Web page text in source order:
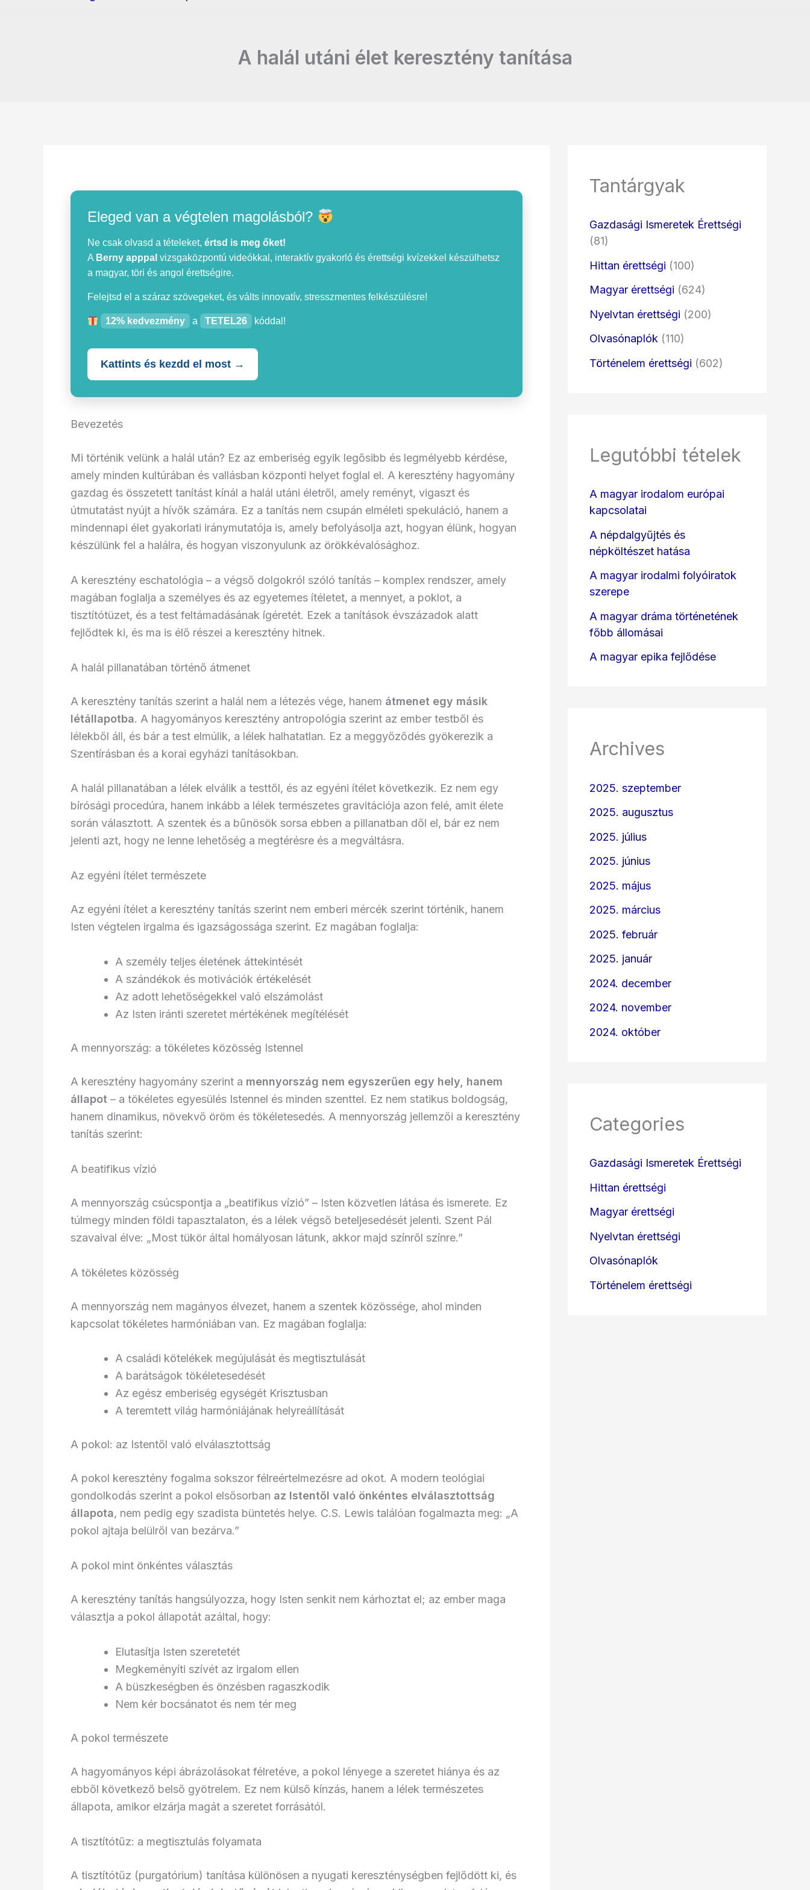
A halál utáni élet keresztény tanítása
Eleged van a végtelen magolásból?
Ne csak olvasd a tételeket, értsd is meg őket!
A Berny apppal vizsgaközpontú videókkal, interaktív gyakorló és érettségi kvízekkel készülhetsz
a magyar, töri és angol érettségire.
Felejtsd el a száraz szövegeket, és válts innovatív, stresszmentes felkészülésre!
12% kedvezmény a TETEL26 kóddal!
Kattints és kezdd el most →
Bevezetés
Mi történik velünk a halál után? Ez az emberiség egyik legősibb és legmélyebb kérdése,
amely minden kultúrában és vallásban központi helyet foglal el. A keresztény hagyomány
gazdag és összetett tanítást kínál a halál utáni életről, amely reményt, vigaszt és
útmutatást nyújt a hívők számára. Ez a tanítás nem csupán elméleti spekuláció, hanem a
mindennapi élet gyakorlati iránymutatója is, amely befolyásolja azt, hogyan élünk, hogyan
készülünk fel a halálra, és hogyan viszonyulunk az örökkévalósághoz.
A keresztény eschatológia – a végső dolgokról szóló tanítás – komplex rendszer, amely
magában foglalja a személyes és az egyetemes ítéletet, a mennyet, a poklot, a
tisztítótüzet, és a test feltámadásának ígéretét. Ezek a tanítások évszázadok alatt
fejlődtek ki, és ma is élő részei a keresztény hitnek.
A halál pillanatában történő átmenet
A keresztény tanítás szerint a halál nem a létezés vége, hanem átmenet egy másik
létállapotba. A hagyományos keresztény antropológia szerint az ember testből és
lélekből áll, és bár a test elmúlik, a lélek halhatatlan. Ez a meggyőződés gyökerezik a
Szentírásban és a korai egyházi tanításokban.
A halál pillanatában a lélek elválik a testtől, és az egyéni ítélet következik. Ez nem egy
bírósági procedúra, hanem inkább a lélek természetes gravitációja azon felé, amit élete
során választott. A szentek és a bűnösök sorsa ebben a pillanatban dől el, bár ez nem
jelenti azt, hogy ne lenne lehetőség a megtérésre és a megváltásra.
Az egyéni ítélet természete
Az egyéni ítélet a keresztény tanítás szerint nem emberi mércék szerint történik, hanem
Isten végtelen irgalma és igazságossága szerint. Ez magában foglalja:
A személy teljes életének áttekintését
A szándékok és motivációk értékelését
Az adott lehetőségekkel való elszámolást
Az Isten iránti szeretet mértékének megítélését
A mennyország: a tökéletes közösség Istennel
A keresztény hagyomány szerint a mennyország nem egyszerűen egy hely, hanem
állapot – a tökéletes egyesülés Istennel és minden szenttel. Ez nem statikus boldogság,
hanem dinamikus, növekvő öröm és tökéletesedés. A mennyország jellemzői a keresztény
tanítás szerint:
A beatifikus vízió
A mennyország csúcspontja a „beatifikus vízió” – Isten közvetlen látása és ismerete. Ez
túlmegy minden földi tapasztalaton, és a lélek végső beteljesedését jelenti. Szent Pál
szavaival élve: „Most tükör által homályosan látunk, akkor majd színről színre.”
A tökéletes közösség
A mennyország nem magányos élvezet, hanem a szentek közössége, ahol minden
kapcsolat tökéletes harmóniában van. Ez magában foglalja:
A családi kötelékek megújulását és megtisztulását
A barátságok tökéletesedését
Az egész emberiség egységét Krisztusban
A teremtett világ harmóniájának helyreállítását
A pokol: az Istentől való elválasztottság
A pokol keresztény fogalma sokszor félreértelmezésre ad okot. A modern teológiai
gondolkodás szerint a pokol elsősorban az Istentől való önkéntes elválasztottság
állapota, nem pedig egy szadista büntetés helye. C.S. Lewis találóan fogalmazta meg: „A
pokol ajtaja belülről van bezárva.”
A pokol mint önkéntes választás
A keresztény tanítás hangsúlyozza, hogy Isten senkit nem kárhoztat el; az ember maga
választja a pokol állapotát azáltal, hogy:
Elutasítja Isten szeretetét
Megkeményíti szívét az irgalom ellen
A büszkeségben és önzésben ragaszkodik
Nem kér bocsánatot és nem tér meg
A pokol természete
A hagyományos képi ábrázolásokat félretéve, a pokol lényege a szeretet hiánya és az
ebből következő belső gyötrelem. Ez nem külső kínzás, hanem a lélek természetes
állapota, amikor elzárja magát a szeretet forrásától.
A tisztítótűz: a megtisztulás folyamata
A tisztítótűz (purgatórium) tanítása különösen a nyugati kereszténységben fejlődött ki, és
Tantárgyak
Gazdasági Ismeretek Érettségi
(81)
Hittan érettségi (100)
Magyar érettségi (624)
Nyelvtan érettségi (200)
Olvasónaplók (110)
Történelem érettségi (602)
Legutóbbi tételek
A magyar irodalom európai
kapcsolatai
A népdalgyűjtés és
népköltészet hatása
A magyar irodalmi folyóiratok
szerepe
A magyar dráma történetének
főbb állomásai
A magyar epika fejlődése
Archives
2025. szeptember
2025. augusztus
2025. július
2025. június
2025. május
2025. március
2025. február
2025. január
2024. december
2024. november
2024. október
Categories
Gazdasági Ismeretek Érettségi
Hittan érettségi
Magyar érettségi
Nyelvtan érettségi
Olvasónaplók
Történelem érettségi